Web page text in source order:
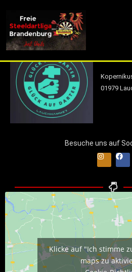
info (at) fsdl-brandenburg.de
01979
Besuche uns auf
Klicke auf "Ich stimme
maps zu